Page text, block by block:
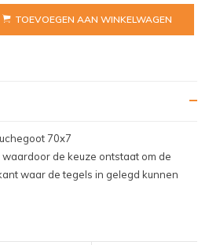
TOEVOEGEN AAN WINKELWAGEN
(NL)
70x7
de keuze ontstaat om de
waar de tegels in gelegd kunnen